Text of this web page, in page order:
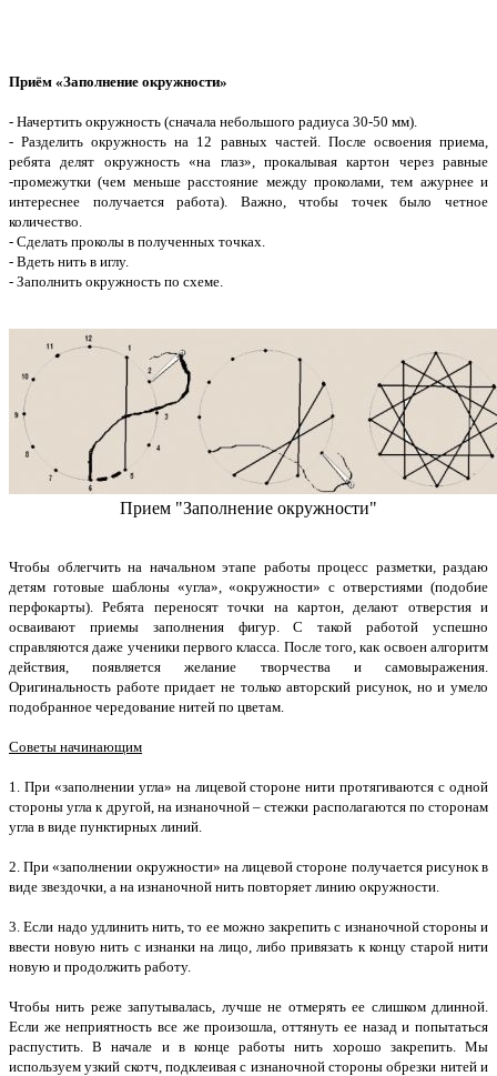
Приём «Заполнение окружности»
- Начертить окружность (сначала небольшого радиуса 30-50 мм).
- Разделить окружность на 12 равных частей. После освоения приема,
ребята делят окружность «на глаз», прокалывая картон через равные
-промежутки (чем меньше расстояние между проколами, тем ажурнее и
интереснее получается работа). Важно, чтобы точек было четное
количество.
- Сделать проколы в полученных точках.
- Вдеть нить в иглу.
- Заполнить окружность по схеме.
Прием "Заполнение окружности"
Чтобы облегчить на начальном этапе работы процесс разметки, раздаю
детям готовые шаблоны «угла», «окружности» с отверстиями (подобие
перфокарты). Ребята переносят точки на картон, делают отверстия и
осваивают приемы заполнения фигур. С такой работой успешно
справляются даже ученики первого класса. После того, как освоен алгоритм
действия, появляется желание творчества и самовыражения.
Оригинальность работе придает не только авторский рисунок, но и умело
подобранное чередование нитей по цветам.
Советы начинающим
1. При «заполнении угла» на лицевой стороне нити протягиваются с одной
стороны угла к другой, на изнаночной – стежки располагаются по сторонам
угла в виде пунктирных линий.
2. При «заполнении окружности» на лицевой стороне получается рисунок в
виде звездочки, а на изнаночной нить повторяет линию окружности.
3. Если надо удлинить нить, то ее можно закрепить с изнаночной стороны и
ввести новую нить с изнанки на лицо, либо привязать к концу старой нити
новую и продолжить работу.
Чтобы нить реже запутывалась, лучше не отмерять ее слишком длинной.
Если же неприятность все же произошла, оттянуть ее назад и попытаться
распустить. В начале и в конце работы нить хорошо закрепить. Мы
используем узкий скотч, подклеивая с изнаночной стороны обрезки нитей и